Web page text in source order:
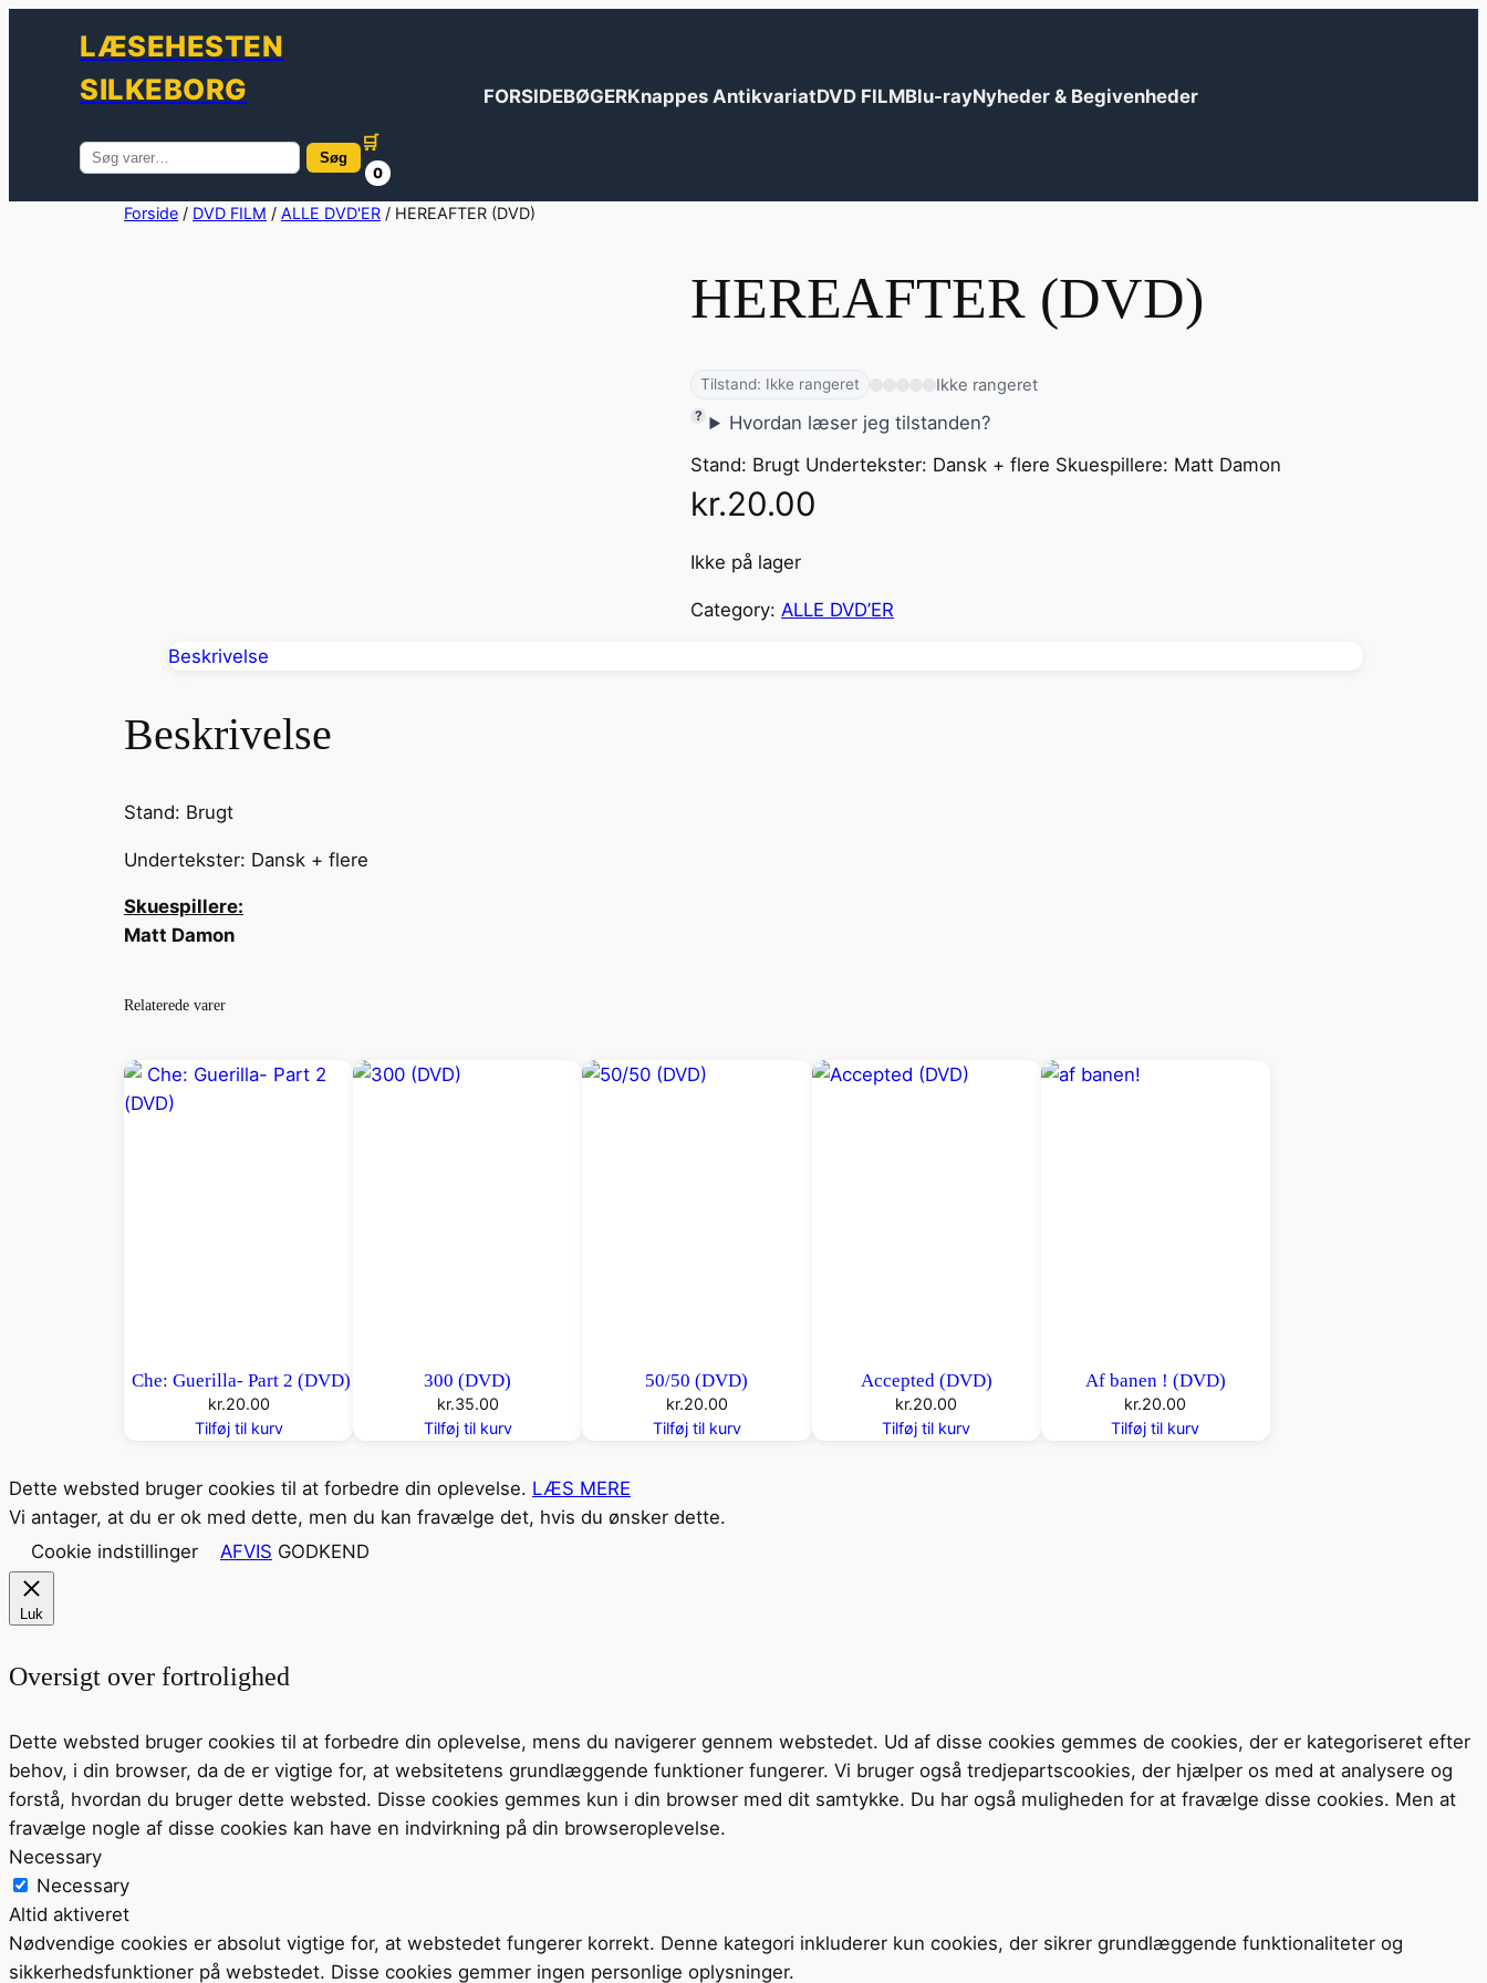
LÆSEHESTEN
SILKEBORG
FORSIDEBØGERKnappes AntikvariatDVD FILMBlu-rayNyheder & Begivenheder
Søg
efter:
Søg
🛒
0
Forside / DVD FILM / ALLE DVD'ER / HEREAFTER (DVD)
HEREAFTER (DVD)
Tilstand: Ikke rangeret Ikke rangeret
Hvordan læser jeg tilstanden?
Stand: Brugt Undertekster: Dansk + flere Skuespillere: Matt Damon
kr.20.00
Ikke på lager
Category: ALLE DVD’ER
Beskrivelse
Beskrivelse
Stand: Brugt
Undertekster: Dansk + flere
Skuespillere:
Matt Damon
Relaterede varer
Che: Guerilla- Part 2 (DVD)
kr.20.00
Tilføj til kurv
300 (DVD)
kr.35.00
Tilføj til kurv
50/50 (DVD)
kr.20.00
Tilføj til kurv
Accepted (DVD)
kr.20.00
Tilføj til kurv
Af banen ! (DVD)
kr.20.00
Tilføj til kurv
Dette websted bruger cookies til at forbedre din oplevelse. LÆS MERE
Vi antager, at du er ok med dette, men du kan fravælge det, hvis du ønsker dette.
Cookie indstillinger
AFVIS GODKEND
Luk
Oversigt over fortrolighed
Dette websted bruger cookies til at forbedre din oplevelse, mens du navigerer gennem webstedet. Ud af disse cookies gemmes de cookies, der er kategoriseret efter
behov, i din browser, da de er vigtige for, at websitetens grundlæggende funktioner fungerer. Vi bruger også tredjepartscookies, der hjælper os med at analysere og
forstå, hvordan du bruger dette websted. Disse cookies gemmes kun i din browser med dit samtykke. Du har også muligheden for at fravælge disse cookies. Men at
fravælge nogle af disse cookies kan have en indvirkning på din browseroplevelse.
Necessary
Necessary
Altid aktiveret
Nødvendige cookies er absolut vigtige for, at webstedet fungerer korrekt. Denne kategori inkluderer kun cookies, der sikrer grundlæggende funktionaliteter og
sikkerhedsfunktioner på webstedet. Disse cookies gemmer ingen personlige oplysninger.